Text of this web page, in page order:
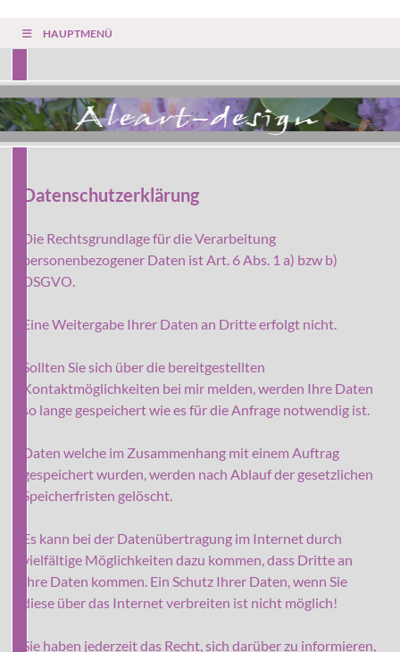
HAUPTMENÜ
Datenschutzerklärung
Die Rechtsgrundlage für die Verarbeitung
personenbezogener Daten ist Art. 6 Abs. 1 a) bzw b)
DSGVO.
Eine Weitergabe Ihrer Daten an Dritte erfolgt nicht.
Sollten Sie sich über die bereitgestellten
Kontaktmöglichkeiten bei mir melden, werden Ihre Daten
so lange gespeichert wie es für die Anfrage notwendig ist.
Daten welche im Zusammenhang mit einem Auftrag
gespeichert wurden, werden nach Ablauf der gesetzlichen
Speicherfristen gelöscht.
Es kann bei der Datenübertragung im Internet durch
vielfältige Möglichkeiten dazu kommen, dass Dritte an
Ihre Daten kommen. Ein Schutz Ihrer Daten, wenn Sie
diese über das Internet verbreiten ist nicht möglich!
Sie haben jederzeit das Recht, sich darüber zu informieren,